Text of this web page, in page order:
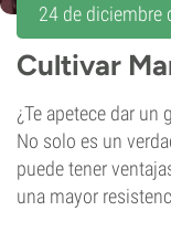
24 de diciembre
Cultivar
¿Te apetece dar un
No solo es un
puede tener
una mayor